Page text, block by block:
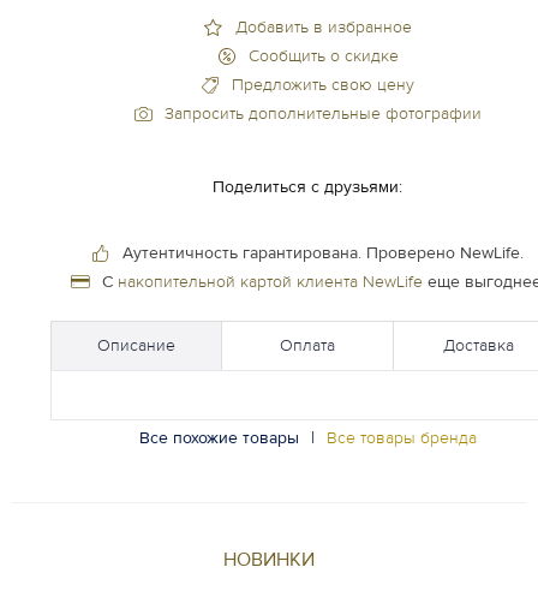
Добавить в избранное
Сообщить о скидке
Предложить свою цену
Запросить дополнительные фотографии
Поделиться с друзьями:
Аутентичность гарантирована. Проверено NewLife.
С накопительной картой клиента NewLifeеще
Описание Оплата Доставка
Все похожие товары | Все товары бренда
НОВИНКИ